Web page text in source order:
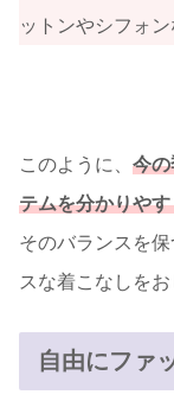
ットンやシフォ
このように、 今
テムを分かりや
そのバランスを
スな着こなしを
自由にファ